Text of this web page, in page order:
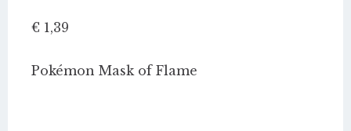
€ 1,39
Pokémon Mask of Flame